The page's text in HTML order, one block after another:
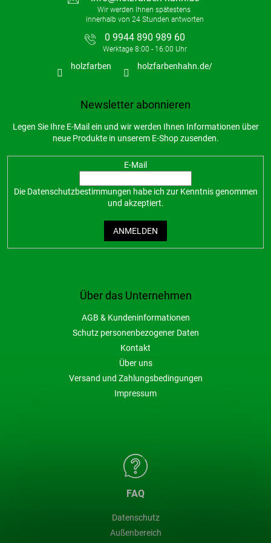
Über das Unternehmen
AGB & Kundeninformationen
Schutz personenbezogener Daten
Kontakt
Über uns
Versand und Zahlungsbedingungen
Impressum
FAQ
Datenschutz
Außenbereich
0 9944 890 989 60
holzfarben holzfarbenhahn.de/
Newsletter abonnieren
Legen Sie Ihre E-Mail ein und wir werden Ihnen Informationen über
neue Produkte in unserem E-Shop zusenden.
E-Mail
Die Datenschutzbestimmungen habe ich zur Kenntnis genommen
und akzeptiert.
ANMELDEN